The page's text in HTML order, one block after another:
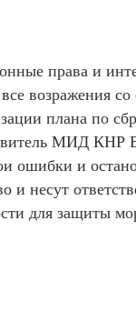
права и
возражения
плана по
МИД КНР
ошибки и
несут
для защиты